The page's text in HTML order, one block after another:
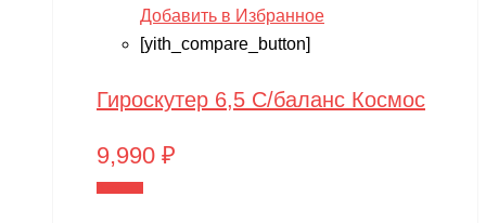
Добавить в Избранное
[yith_compare_button]
Гироскутер 6,5 С/баланс Космос
9,990 ₽